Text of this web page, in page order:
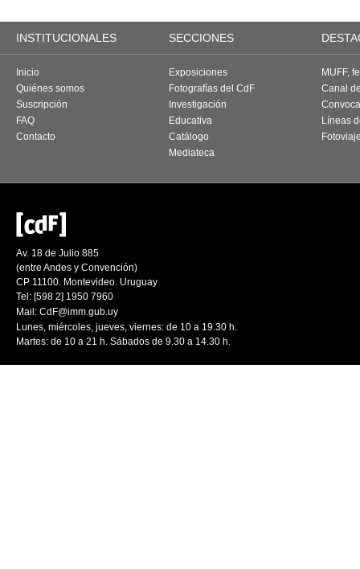
INSTITUCIONALES SECCIONES
Inicio
Quiénes somos
Suscripción
FAQ
Contacto
Exposiciones
Fotografías del CdF
Investigación
Educativa
Catálogo
Mediateca
MUFF,
Canal
Líneas
Av. 18 de Julio 885
(entre Andes y Convención)
CP 11100. Montevideo. Uruguay
Tel: [598 2] 1950 7960
Mail: CdF@imm.gub.uy
Lunes, miércoles, jueves, viernes: de 10 a 19.30 h.
Martes: de 10 a 21 h. Sábados de 9.30 a 14.30 h.